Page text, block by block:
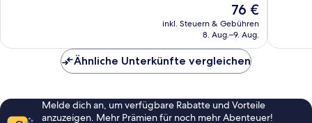
Der
Preis
beträgt
76 €
inkl. Steuern & Gebühren
8. Aug.–9. Aug.
Ähnliche Unterkünfte vergleichen
Melde dich an, um verfügbare Rabatte und Vorteile
anzuzeigen. Mehr Prämien für noch mehr Abenteuer!